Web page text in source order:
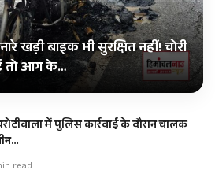
खड़ी बाइक भी सुरक्षित नहीं! चोरी
तो आग के…
में पुलिस कार्रवाई के दौरान चालक
read